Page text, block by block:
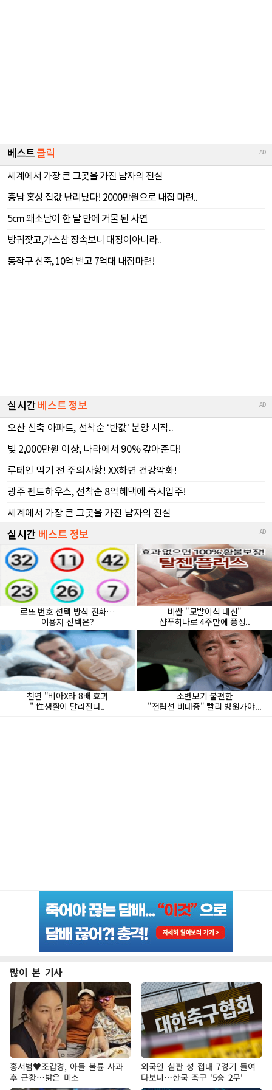
많이 본 기사
홍서범♥조갑경, 아들 불륜 사과
후 근황…밝은 미소
외국인 심판 성 접대 7경기 들여
다보니…한국 축구 '5승 2무'